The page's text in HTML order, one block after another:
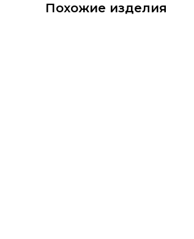
Похожие изделия